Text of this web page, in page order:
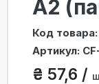
А2
Код
Артикул:
₴ 57,6 /